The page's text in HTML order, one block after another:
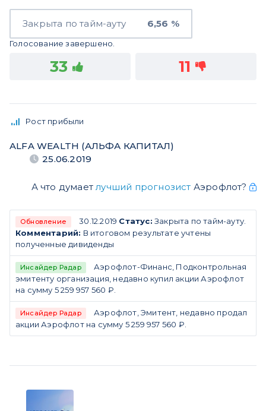
Закрыта по тайм-ауту 6,56 %
Голосование завершено.
33 11
Рост прибыли
ALFA WEALTH (АЛЬФА КАПИТАЛ)
25.06.2019
А что думает лучший прогнозист Аэрофлот?
Обновление 30.12.2019 Статус: Закрыта по тайм-ауту.
Комментарий: В итоговом результате учтены
полученные дивиденды
Инсайдер Радар
Аэрофлот-Финанс, Подконтрольная
эмитенту организация, недавно купил акции Аэрофлот
на сумму 5 259 957 560 ₽.
Инсайдер Радар
Аэрофлот, Эмитент, недавно продал
акции Аэрофлот на сумму 5 259 957 560 ₽.